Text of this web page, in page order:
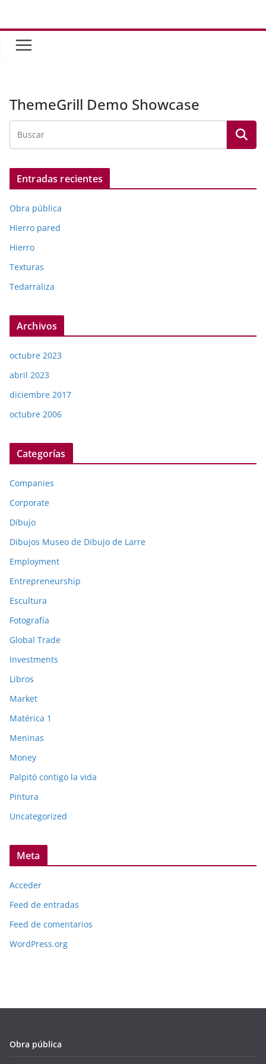
contenido
ThemeGrill Demo Showcase
Entradas recientes
Obra pública
Hierro pared
Hierro
Texturas
Tedarraliza
Archivos
octubre 2023
abril 2023
diciembre 2017
octubre 2006
Categorías
Companies
Corporate
Dibujo
Dibujos Museo de Dibujo de Larre
Employment
Entrepreneurship
Escultura
Fotografía
Global Trade
Investments
Libros
Market
Matérica 1
Meninas
Money
Palpitó contigo la vida
Pintura
Uncategorized
Meta
Acceder
Feed de entradas
Feed de comentarios
WordPress.org
Obra pública